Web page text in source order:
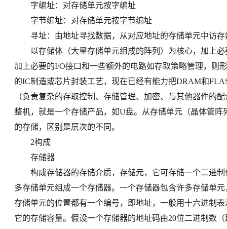
字编址：对存储单元按字编址
字节编址：对存储单元按字节编址
寻址：由地址寻找数据，从对应地址的存储单元中访存
以存储体（大量存储单元组成的阵列）为核心，加上必
加上必要的I/O接口和一些额外的电路如存取策略管理，则
的IC制造或芯片封装工艺，现在已经有能力把DRAM和
（负责复杂的存取控制、存储管理、加密、与其他器件的
整机，就是一个存储产品，如U盘。从存储单元（晶体管
的存储，区别是层次的不同。
2构成
存储器
构成存储器的存储介质，存储元，它可存储一个二进制
多存储单元组成一个存储器。一个存储器包含许多存储单
存储单元的位置都有一个编号，即地址，一般用十六进制
它的存储容量。假设一个存储器的地址码由20位二进制数